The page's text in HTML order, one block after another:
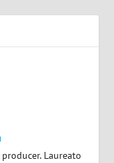
Laureato